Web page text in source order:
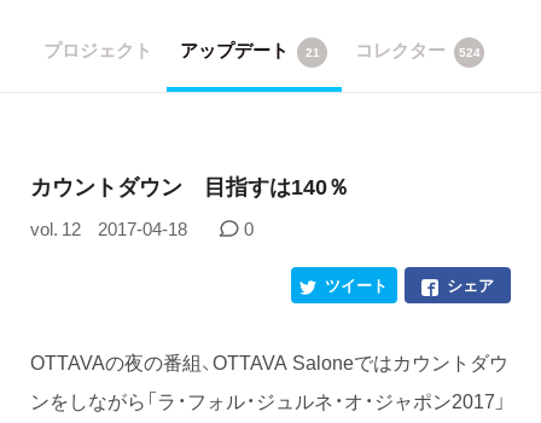
プロジェクト アップデート 21 コレクター 524
カウントダウン 目指すは140％
vol. 12 2017-04-18 0
シェア
ツイート
OTTAVAの夜の番組、OTTAVA Saloneではカウントダウ
ンをしながら「ラ・フォル・ジュルネ・オ・ジャポン2017」